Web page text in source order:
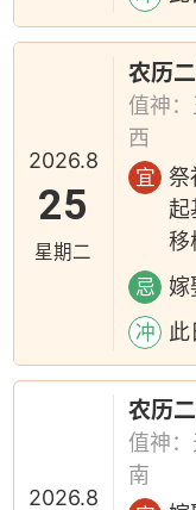
2026.8
25
星期二
农历
值神
西
宜
祭
起
移
忌 嫁
冲
2026.8
农历
值神
南